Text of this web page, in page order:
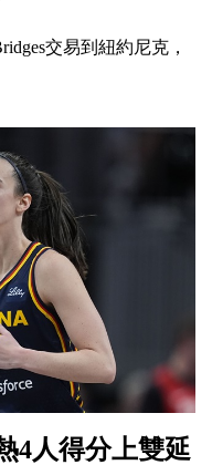
交易到紐約尼克，
4人得分上雙延